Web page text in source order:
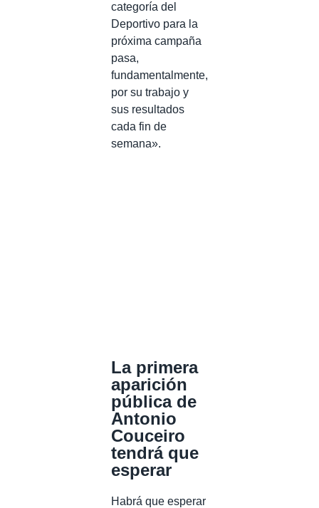
categoría del
Deportivo para la
próxima campaña
pasa,
fundamentalmente,
por su trabajo y
sus resultados
cada fin de
semana».
La primera
aparición
pública de
Antonio
Couceiro
tendrá que
esperar
Habrá que esperar